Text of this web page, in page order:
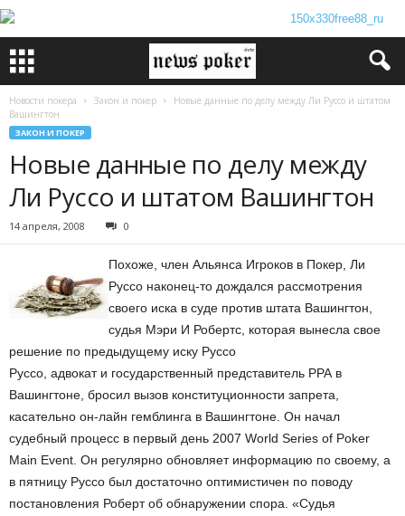
Новости покера Закон и покер
Новые данные по делу между Ли Руссо и штатом
Вашингтон
ЗАКОН И ПОКЕР
Новые данные по делу между
Ли Руссо и штатом Вашингтон
14 апреля, 2008 0
Похоже, член Альянса Игроков в Покер, Ли
Руссо наконец-то дождался рассмотрения
своего иска в суде против штата Вашингтон,
судья Мэри И Робертс, которая вынесла свое
решение по предыдущему иску Руссо
Руссо, адвокат и государственный представитель РРА в
Вашингтоне, бросил вызов конституционности запрета,
касательно он-лайн гемблинга в Вашингтоне. Он начал
судебный процесс в первый день 2007 World Series of Poker
Main Event. Он регулярно обновляет информацию по своему, а
в пятницу Руссо был достаточно оптимистичен по поводу
постановления Роберт об обнаружении спора. «Судья